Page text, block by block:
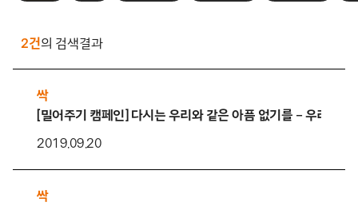
2건의 검색결과
싹
[밀어주기 캠페인] 다시는 우리와 같은 아픔 없기를 – 우리는
2019.09.20
싹